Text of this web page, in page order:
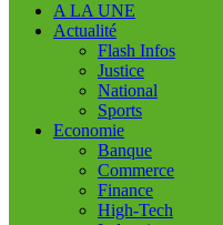
A LA UNE
Actualité
Flash Infos
Justice
National
Sports
Economie
Banque
Commerce
Finance
High-Tech